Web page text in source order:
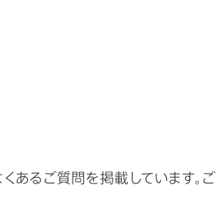
るご質問を掲載しています。